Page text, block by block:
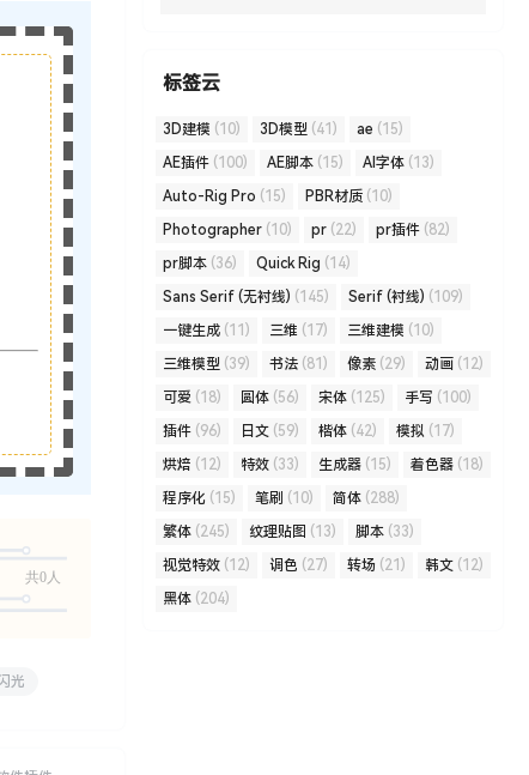
标签云
3D建模 (10) 3D模型 (41) ae (15)
AE插件 (100) AE脚本 (15) AI字体 (13)
Auto-Rig Pro (15) PBR材质 (10)
Photographer (10) pr (22) pr插件 (82)
pr脚本 (36) Quick Rig (14)
Sans Serif (无衬线) (145) Serif (衬线) (109)
一键生成 (11) 三维 (17) 三维建模 (10)
三维模型 (39) 书法 (81) 像素 (29) 动画 (12)
可爱 (18) 圆体 (56) 宋体 (125) 手写 (100)
插件 (96) 日文 (59) 楷体 (42) 模拟 (17)
烘焙 (12) 特效 (33) 生成器 (15) 着色器 (18)
程序化 (15) 笔刷 (10) 简体 (288)
繁体 (245) 纹理贴图 (13) 脚本 (33)
视觉特效 (12) 调色 (27) 转场 (21) 韩文 (12)
黑体 (204)